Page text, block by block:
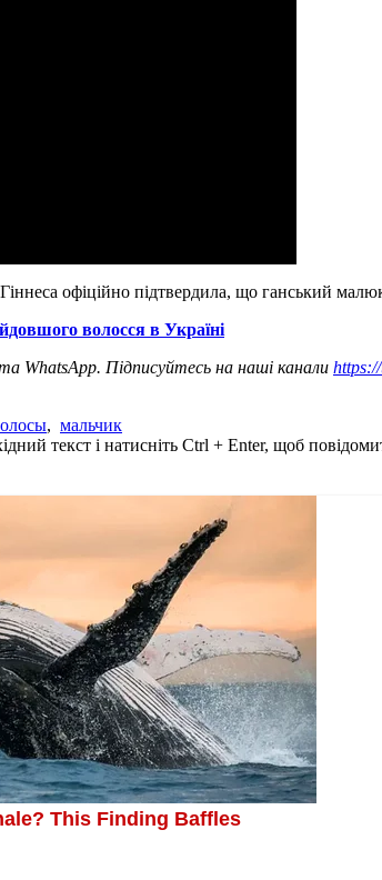
офіційно підтвердила, що ганський
волосся в Україні
WhatsApp. Підписуйтесь на наші канали
, мальчик
текст і натисніть Ctrl + Enter, щоб